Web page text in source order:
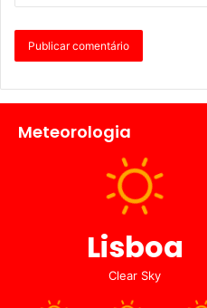
Meteorologia
Lisboa
Clear Sky